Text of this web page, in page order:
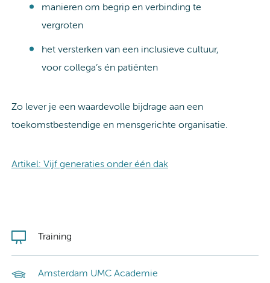
manieren om begrip en verbinding te
vergroten
het versterken van een inclusieve cultuur,
voor collega’s én patiënten
Zo lever je een waardevolle bijdrage aan een
toekomstbestendige en mensgerichte organisatie.
Artikel: Vijf generaties onder één dak
Training
Amsterdam UMC Academie